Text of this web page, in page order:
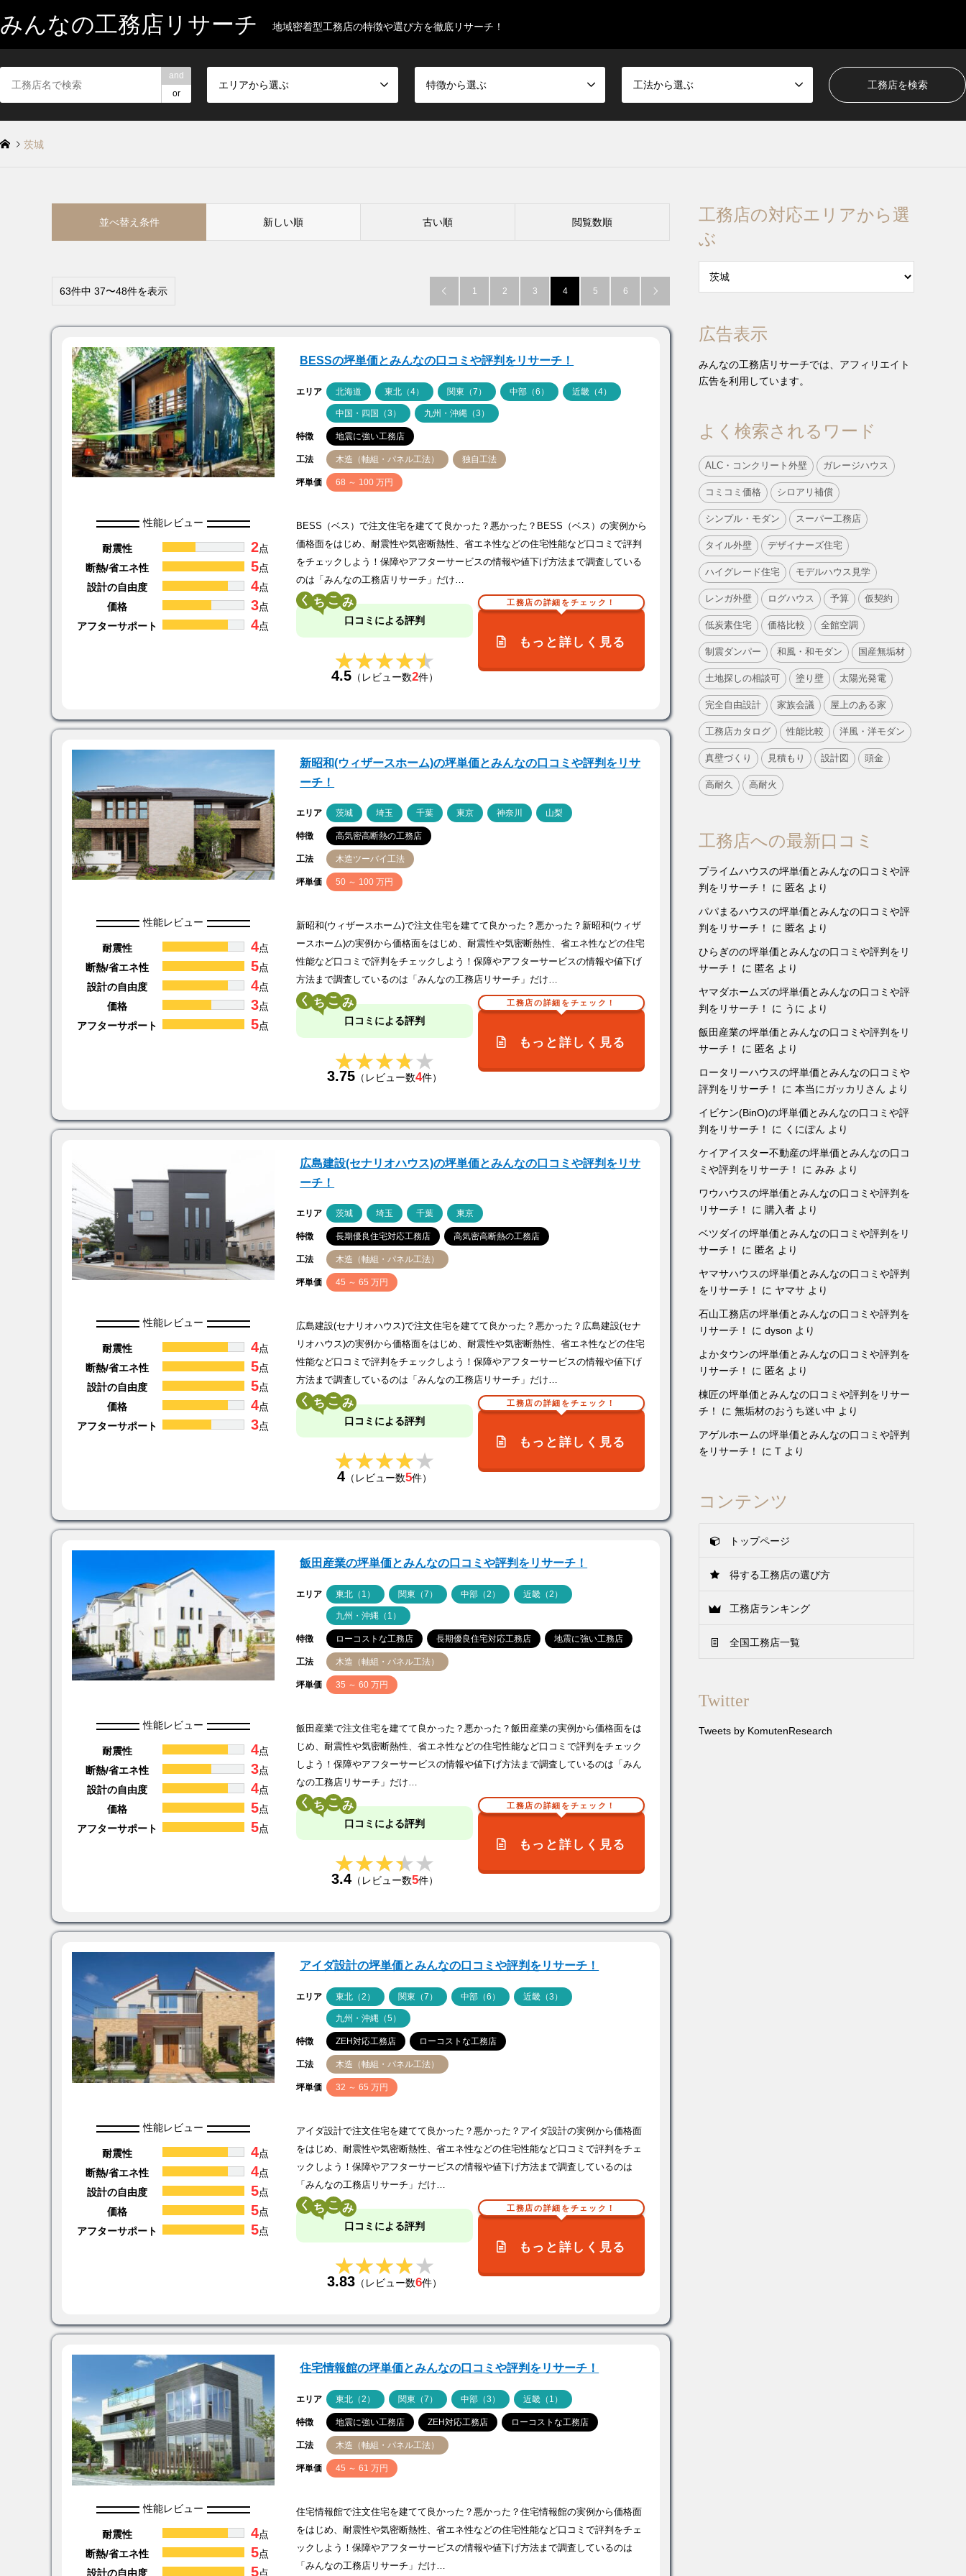
みんなの工務店リサーチ 地域密着型工務店の特徴や選び方を徹底リサーチ！
and
or
エリアから選ぶ 特徴から選ぶ 工法から選ぶ
茨城
並べ替え条件 新しい順 古い順 閲覧数順
63件中 37〜48件を表示  1 2 3 4 5 6 
BESSの坪単価とみんなの口コミや評判をリサーチ！
エリア 北海道 東北（4） 関東（7） 中部（6） 近畿（4）
中国・四国（3） 九州・沖縄（3）
特徴 地震に強い工務店
工法 木造（軸組・パネル工法） 独自工法
坪単価 68 ～ 100 万円
性能レビュー
耐震性 2点
断熱/省エネ性
5点
設計の自由度
4点
価格
3点
アフターサポート
4点
BESS（ベス）で注文住宅を建てて良かった？悪かった？BESS（ベス）の実例から
価格面をはじめ、耐震性や気密断熱性、省エネ性などの住宅性能など口コミで評判
をチェックしよう！保障やアフターサービスの情報や値下げ方法まで調査している
のは「みんなの工務店リサーチ」だけ…
く こ
口コミによる評判
★★★★★
★★★★★
4.5（レビュー数2件）
工務店の詳細をチェック！
もっと詳しく見る
新昭和(ウィザースホーム)の坪単価とみんなの口コミや評判をリサ
ーチ！
エリア 茨城 埼玉 千葉 東京 神奈川 山梨
特徴 高気密高断熱の工務店
工法 木造ツーバイ工法
坪単価 50 ～ 100 万円
性能レビュー
耐震性 4点
断熱/省エネ性
5点
設計の自由度
4点
価格
3点
アフターサポート
5点
新昭和(ウィザースホーム)で注文住宅を建てて良かった？悪かった？新昭和(ウィザ
ースホーム)の実例から価格面をはじめ、耐震性や気密断熱性、省エネ性などの住宅
性能など口コミで評判をチェックしよう！保障やアフターサービスの情報や値下げ
方法まで調査しているのは「みんなの工務店リサーチ」だけ…
く こ
口コミによる評判
★★★★★
★★★★★
3.75 （レビュー数4件）
工務店の詳細をチェック！
もっと詳しく見る
広島建設(セナリオハウス)の坪単価とみんなの口コミや評判をリサ
ーチ！
エリア 茨城 埼玉 千葉 東京
特徴 長期優良住宅対応工務店 高気密高断熱の工務店
工法 木造（軸組・パネル工法）
坪単価 45 ～ 65 万円
性能レビュー
耐震性 4点
断熱/省エネ性
5点
設計の自由度
5点
価格
4点
アフターサポート
3点
広島建設(セナリオハウス)で注文住宅を建てて良かった？悪かった？広島建設(セナ
リオハウス)の実例から価格面をはじめ、耐震性や気密断熱性、省エネ性などの住宅
性能など口コミで評判をチェックしよう！保障やアフターサービスの情報や値下げ
方法まで調査しているのは「みんなの工務店リサーチ」だけ…
く こ
口コミによる評判
★★★★★
★★★★★
4 （レビュー数5件）
工務店の詳細をチェック！
もっと詳しく見る
飯田産業の坪単価とみんなの口コミや評判をリサーチ！
エリア 東北（1） 関東（7） 中部（2） 近畿（2）
九州・沖縄（1）
特徴 ローコストな工務店 長期優良住宅対応工務店 地震に強い工務店
工法 木造（軸組・パネル工法）
坪単価 35 ～ 60 万円
性能レビュー
耐震性 4点
断熱/省エネ性
3点
設計の自由度
4点
価格
5点
アフターサポート
5点
飯田産業で注文住宅を建てて良かった？悪かった？飯田産業の実例から価格面をは
じめ、耐震性や気密断熱性、省エネ性などの住宅性能など口コミで評判をチェック
しよう！保障やアフターサービスの情報や値下げ方法まで調査しているのは「みん
なの工務店リサーチ」だけ…
く こ
口コミによる評判
★★★★★
★★★★★
3.4（レビュー数5件）
工務店の詳細をチェック！
もっと詳しく見る
アイダ設計の坪単価とみんなの口コミや評判をリサーチ！
エリア 東北（2） 関東（7） 中部（6） 近畿（3）
九州・沖縄（5）
特徴 ZEH対応工務店 ローコストな工務店
工法 木造（軸組・パネル工法）
坪単価 32 ～ 65 万円
性能レビュー
耐震性 4点
断熱/省エネ性
4点
設計の自由度
5点
価格
5点
アフターサポート
5点
アイダ設計で注文住宅を建てて良かった？悪かった？アイダ設計の実例から価格面
をはじめ、耐震性や気密断熱性、省エネ性などの住宅性能など口コミで評判をチェ
ックしよう！保障やアフターサービスの情報や値下げ方法まで調査しているのは
「みんなの工務店リサーチ」だけ…
く こ
口コミによる評判
★★★★★
★★★★★
3.83 （レビュー数6件）
工務店の詳細をチェック！
もっと詳しく見る
住宅情報館の坪単価とみんなの口コミや評判をリサーチ！
エリア 東北（2） 関東（7） 中部（3） 近畿（1）
特徴 地震に強い工務店 ZEH対応工務店 ローコストな工務店
工法 木造（軸組・パネル工法）
坪単価 45 ～ 61 万円
性能レビュー
耐震性 4点
断熱/省エネ性
5点
設計の自由度
5点
住宅情報館で注文住宅を建てて良かった？悪かった？住宅情報館の実例から価格面
をはじめ、耐震性や気密断熱性、省エネ性などの住宅性能など口コミで評判をチェ
ックしよう！保障やアフターサービスの情報や値下げ方法まで調査しているのは
「みんなの工務店リサーチ」だけ…
工務店の対応エリアから選
ぶ
広告表示
みんなの工務店リサーチでは、アフィリエイト
広告を利用しています。
よく検索されるワード
ALC・コンクリート外壁 ガレージハウス
コミコミ価格 シロアリ補償
シンプル・モダン スーパー工務店
タイル外壁 デザイナーズ住宅
ハイグレード住宅 モデルハウス見学
レンガ外壁 ログハウス 予算 仮契約
低炭素住宅 価格比較 全館空調
制震ダンパー 和風・和モダン 国産無垢材
土地探しの相談可 塗り壁 太陽光発電
完全自由設計 家族会議 屋上のある家
工務店カタログ 性能比較 洋風・洋モダン
真壁づくり 見積もり 設計図 頭金
高耐久 高耐火
工務店への最新口コミ
プライムハウスの坪単価とみんなの口コミや評
判をリサーチ！
に 匿名 より
パパまるハウスの坪単価とみんなの口コミや評
判をリサーチ！
に 匿名 より
ひらぎのの坪単価とみんなの口コミや評判をリ
サーチ！
に 匿名 より
ヤマダホームズの坪単価とみんなの口コミや評
判をリサーチ！
に うに より
飯田産業の坪単価とみんなの口コミや評判をリ
サーチ！
に 匿名 より
ロータリーハウスの坪単価とみんなの口コミや
評判をリサーチ！
に 本当にガッカリさん より
イビケン(BinO)の坪単価とみんなの口コミや評
判をリサーチ！
に くにぽん より
ケイアイスター不動産の坪単価とみんなの口コ
ミや評判をリサーチ！
に みみ より
ワウハウスの坪単価とみんなの口コミや評判を
リサーチ！
に 購入者 より
ベツダイの坪単価とみんなの口コミや評判をリ
サーチ！
に 匿名 より
ヤマサハウスの坪単価とみんなの口コミや評判
をリサーチ！
に ヤマサ より
石山工務店の坪単価とみんなの口コミや評判を
リサーチ！
に dyson より
よかタウンの坪単価とみんなの口コミや評判を
リサーチ！
に 匿名 より
棟匠の坪単価とみんなの口コミや評判をリサー
チ！
に 無垢材のおうち迷い中 より
アゲルホームの坪単価とみんなの口コミや評判
をリサーチ！
に T より
コンテンツ
トップページ
得する工務店の選び方
工務店ランキング
全国工務店一覧
Twitter
Tweets by KomutenResearch